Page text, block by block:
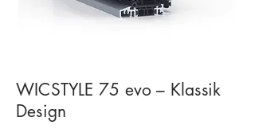
WICSTYLE 75 evo – Klassik
Design